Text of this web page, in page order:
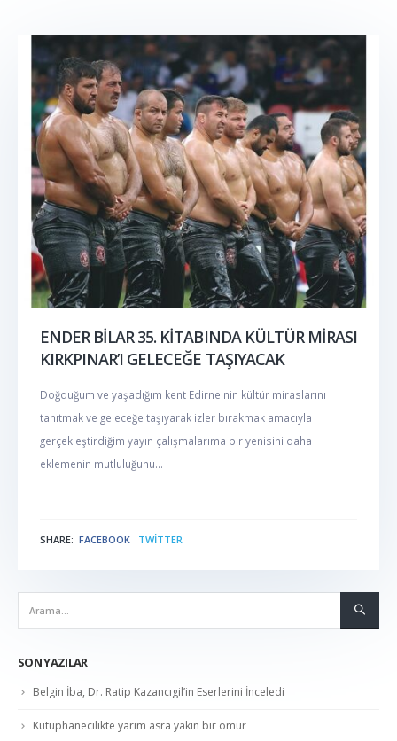
ENDER BİLAR 35. KİTABINDA KÜLTÜR MİRASI
KIRKPINAR’I GELECEĞE TAŞIYACAK
Doğduğum ve yaşadığım kent Edirne'nin kültür miraslarını
tanıtmak ve geleceğe taşıyarak izler bırakmak amacıyla
gerçekleştirdiğim yayın çalışmalarıma bir yenisini daha
eklemenin mutluluğunu...
SHARE: FACEBOOK TWITTER
SON YAZILAR
Belgin İba, Dr. Ratip Kazancıgil’in Eserlerini İnceledi
Kütüphanecilikte yarım asra yakın bir ömür